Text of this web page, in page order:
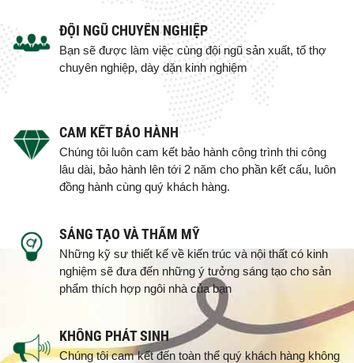
ĐỘI NGŨ CHUYÊN NGHIỆP
Bạn sẽ được làm việc cùng đội ngũ sản xuất, tổ thợ
chuyên nghiệp, dày dặn kinh nghiệm
CAM KẾT BẢO HÀNH
Chúng tôi luôn cam kết bảo hành công trình thi công
lâu dài, bảo hành lên tới 2 năm cho phần kết cấu, luôn
đồng hành cùng quý khách hàng.
SÁNG TẠO VÀ THẨM MỸ
Những kỹ sư thiết kế về kiến trúc và nội thất có kinh
nghiệm sẽ đưa đến những ý tưởng sáng tạo cho sản
phẩm thích hợp ngôi nhà của bạn
KHÔNG PHÁT SINH
Chúng tôi cam kết đến toàn thể quý khách hàng không